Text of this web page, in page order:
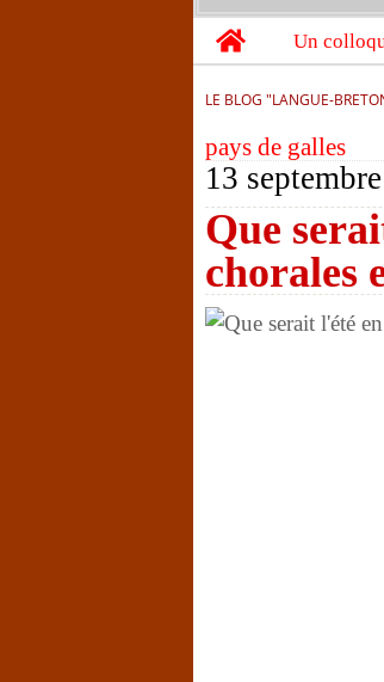
Home
LE BLOG "LANGUE-
pays de galles
13
Que
chorales